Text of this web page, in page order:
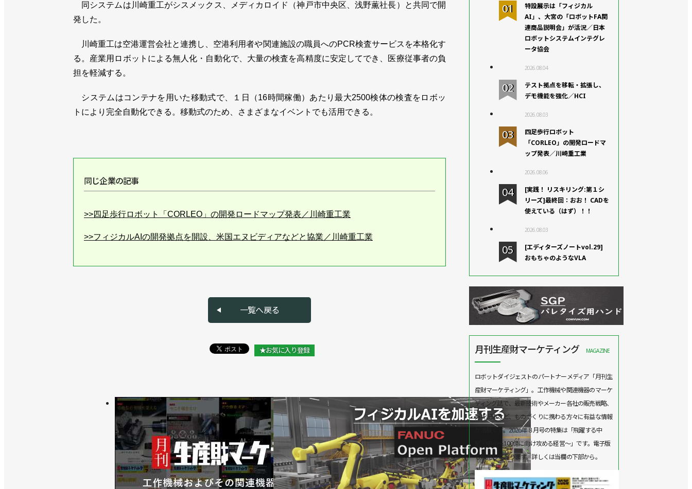
同システムは川崎重工がシスメックス、メディカロイド（神戸市中央区、浅野薫社長）と共同で開
発した。
川崎重工は空港運営会社と連携し、空港利用者や関連施設の職員へのPCR検査サービスを本格化す
る。産業用ロボットによる無人化・自動化で、大量の検査を高精度に安定してでき、医療従事者の負
担を軽減する。
システムはコンテナを用いた移動式で、１日（16時間稼働）あたり最大2500検体の検査をロボッ
トにより完全自動化できる。移動式のため、さまざまなイベントでも活用できる。
同じ企業の記事
>>四足歩行ロボット「CORLEO」の開発ロードマップ発表／川崎重工業
>>フィジカルAIの開発拠点を開設、米国エヌビディアなどと協業／川崎重工業
>>25kg可搬のコンパクトな汎用ロボット発売／川崎重工業
>>アストーの教育用ロボット販売に向け検討を開始／川崎重工業
>>産業用ロボットのプログラミング支援ソフトを発売／川崎重工業
崎重工業、ダイヘン、エプソン
>>変化に対応できる組織に／川崎重工業 坂東賢二ロボットディビジョン長
>>[活躍するロボジョvol.23]品質評価で性能向上に貢献する／川崎重工業 近藤千恵さん
>>物流業界向けの内覧会でデバンニングロボをPR／川崎重工業
一覧へ戻る
★お気に入り登録
特設展示は「フィジカル
AI」、大宮の「ロボットFA関
連商品説明会」が活況／日本
ロボットシステムインテグレ
ータ協会
2026.08.04
テスト拠点を移転・拡張し、
デモ機能を強化／HCI
2026.08.03
四足歩行ロボット
「CORLEO」の開発ロードマ
ップ発表／川崎重工業
2026.08.06
[実践！ リスキリング:第１シ
リーズ]最終回：おお！ CADを
使えている（はず）！！
2026.08.03
[エディターズノートvol.29]
おもちゃのようなVLA
月刊生産財マーケティング MAGAZINE
ロボットダイジェストのパートナーメディア「月刊生
産財マーケティング」。工作機械や関連機器のマーケ
ティング誌で、最新技術やメーカー各社の販売戦略、
分析記事など、ものづくりに携わる方々に有益な情報
が満載です。2026年８月号の特集は「飛躍する中
堅・中小～100億に向け攻める経営～」です。電子版
も販売しております。詳しくは当欄の下部から。